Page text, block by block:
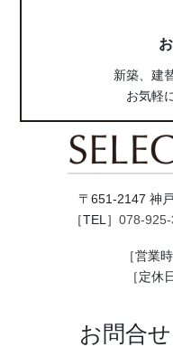
新築、建
お気軽
〒651-2147 神
［TEL］ 078-
［営業
［定休
お問合